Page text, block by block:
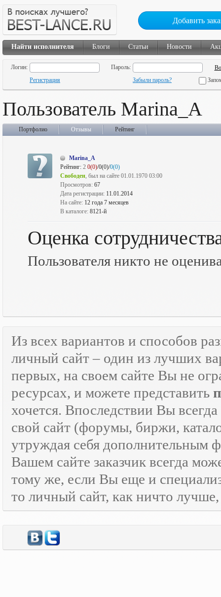
Добавить
Найти исполнителя Блоги Статьи Новости
Логин:
Пароль:
Регистрация
Забыли пароль?
Пользователь Marina_A
Портфолио Отзывы Рейтинг
Marina_A
Рейтинг: 2 0(0)/0(0)/0(0)
Свободен, был на сайте 01.01.1970 03:00
Просмотров: 67
Дата регистрации: 11.01.2014
На сайте: 12 года 7 месяцев
В каталоге: 8121-й
Оценка
Пользователя никто не
Из всех вариантов и способов
личный сайт – один из лучших
первых, на своем сайте Вы не
ресурсах, и можете представить
хочется. Впоследствии Вы
свой сайт (форумы, биржи,
утруждая себя дополнительным
Вашем сайте заказчик всегда
тому же, если Вы еще и
то личный сайт, как ничто